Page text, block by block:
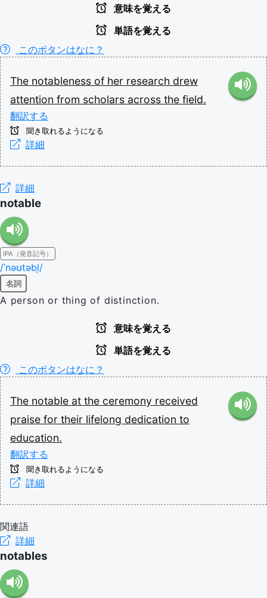
意味を覚える
単語を覚える
このボタンはなに？
The notableness of her research drew
attention from scholars across the field.
翻訳する
聞き取れるようになる
詳細
詳細
notable
IPA（発音記号）
/ˈnəʊtəbl̩/
名詞
A person or thing of distinction.
意味を覚える
単語を覚える
このボタンはなに？
The notable at the ceremony received
praise for their lifelong dedication to
education.
翻訳する
聞き取れるようになる
詳細
関連語
詳細
notables